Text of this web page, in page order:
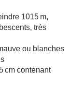
1015 m,
très
ou blanches
cm contenant